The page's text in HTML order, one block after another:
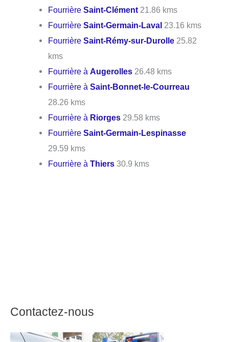
FourrièreSaint-Clément 21.86 kms
FourrièreSaint-Germain-Laval 23.16 kms
FourrièreSaint-Rémy-sur-Durolle 25.82
kms
Fourrière àAugerolles 26.48 kms
Fourrière àSaint-Bonnet-le-Courreau
28.26 kms
Fourrière à Riorges 29.58 kms
FourrièreSaint-Germain-Lespinasse
29.59 kms
Fourrière àThiers 30.9 kms
Contactez-nous